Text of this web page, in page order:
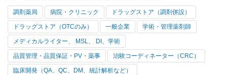
調剤薬局 病院・クリニック ドラッグストア（調剤併設）
ドラッグストア（OTCのみ） 一般企業 学術・管理薬剤師
メディカルライター、 MSL、 DI、学術
品質管理・品質保証・PV・薬事 治験コーディネーター（CRC）
臨床開発（QA、QC、DM、統計解析など）